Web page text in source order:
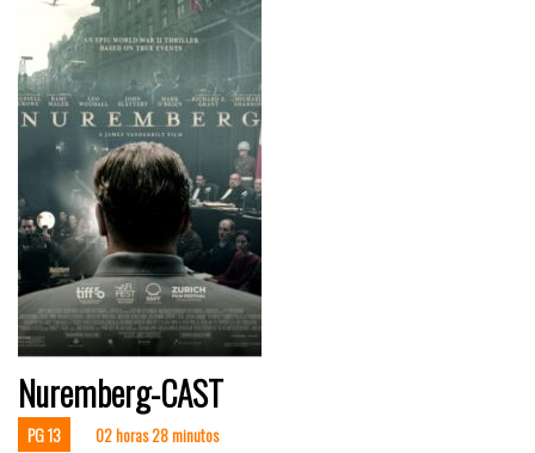
Nuremberg-CAST
PG 13 02 horas 28 minutos